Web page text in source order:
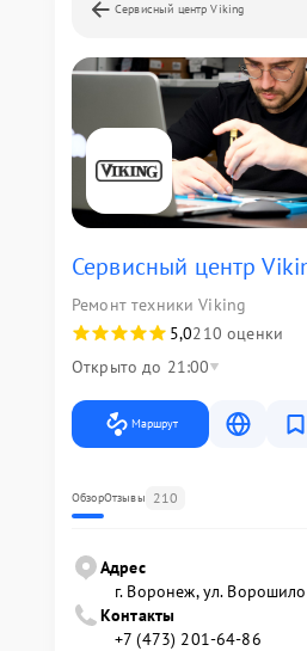
Сервисный центр Viking
Сервисный центр
Ремонт техники Viking
5,0210 оценки
Открыто до 21:00
Маршрут
ОбзорОтзывы 210
Адрес
г. Воронеж, ул.
Контакты
+7 (473) 201-64-86